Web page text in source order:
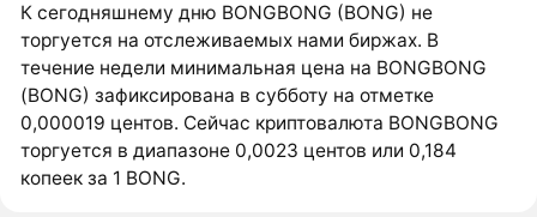
К сегодняшнему дню BONGBONG (BONG) не
торгуется на отслеживаемых нами биржах. В
течение недели минимальная цена на BONGBONG
(BONG) зафиксирована в субботу на отметке
0,000019 центов. Сейчас криптовалюта BONGBONG
торгуется в диапазоне 0,0023 центов или 0,184
копеек за 1 BONG.